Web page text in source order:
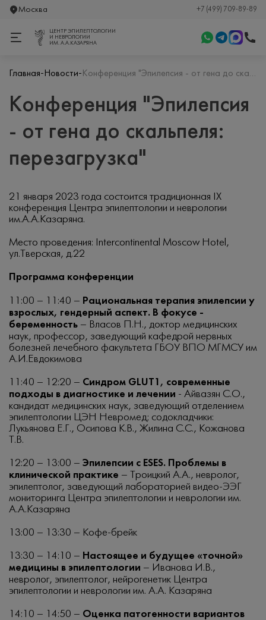
Москва +7 (499) 709-89-89
ЦЕНТР ЭПИЛЕПТОЛОГИИ
И НЕВРОЛОГИИ
ИМ. А.А.КАЗАРЯНА
Главная- Новости- Конференция "Эпилепсия - от гена до скальпеля: перезагрузка"
Конференция "Эпилепсия
- от гена до скальпеля:
перезагрузка"
21 января 2023 года состоится традиционная IX
конференция Центра эпилептологии и неврологии
им.А.А.Казаряна.
Место проведения: Intercontinental Moscow Hotel,
ул.Тверская, д.22
Программа конференции
11:00 – 11:40 – Рациональная терапия эпилепсии у
взрослых, гендерный аспект. В фокусе -
беременность – Власов П.Н., доктор медицинских
наук, профессор, заведующий кафедрой нервных
болезней лечебного факультета ГБОУ ВПО МГМСУ им
А.И.Евдокимова
11:40 – 12:20 – Синдром GLUT1, современные
подходы в диагностике и лечении - Айвазян С.О.,
кандидат медицинских наук, заведующий отделением
эпилептологии ЦЭН Невромед; содокладчики:
Лукьянова Е.Г., Осипова К.В., Жилина С.С., Кожанова
Т.В.
12:20 – 13:00 – Эпилепсии с ESES. Проблемы в
клинической практике – Троицкий А.А., невролог,
эпилептолог, заведующий лабораторией видео-ЭЭГ
мониторинга Центра эпилептологии и неврологии им.
А.А.Казаряна
13:00 – 13:30 – Кофе-брейк
13:30 – 14:10 – Настоящее и будущее «точной»
медицины в эпилептологии – Иванова И.В.,
невролог, эпилептолог, нейрогенетик Центра
эпилептологии и неврологии им. А.А. Казаряна
14:10 – 14:50 – Оценка патогенности вариантов